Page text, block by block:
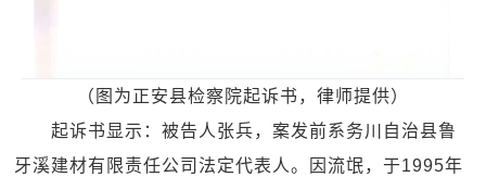
（图为正安县检察院起诉书，律师提供）
起诉书显示：被告人张兵，案发前系务川自治县鲁
牙溪建材有限责任公司法定代表人。因流氓，于1995年